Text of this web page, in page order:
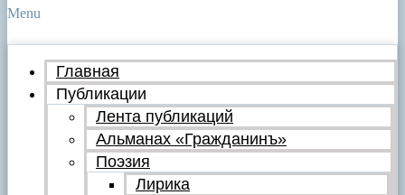
Menu
Главная
Публикации
Лента публикаций
Альманах «Гражданинъ»
Поэзия
Лирика